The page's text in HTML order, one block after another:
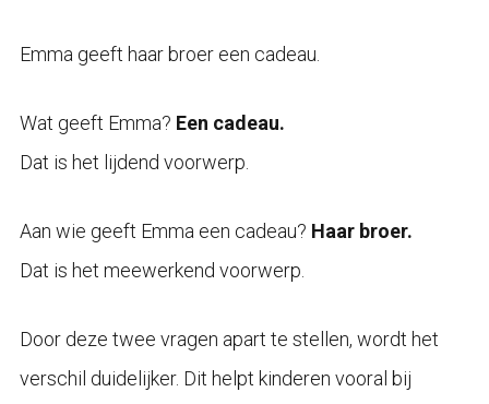
Emma geeft haar broer een cadeau.
Wat geeft Emma? Een cadeau.
Dat is het lijdend voorwerp.
Aan wie geeft Emma een cadeau? Haar broer.
Dat is het meewerkend voorwerp.
Door deze twee vragen apart te stellen, wordt het
verschil duidelijker. Dit helpt kinderen vooral bij